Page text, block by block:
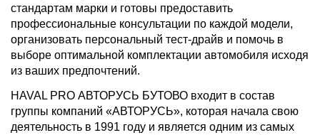
стандартам марки и готовы предоставить
профессиональные консультации по каждой модели,
организовать персональный тест-драйв и помочь в
выборе оптимальной комплектации автомобиля исходя
из ваших предпочтений.
HAVAL PRO АВТОРУСЬ БУТОВО входит в состав
группы компаний «АВТОРУСЬ», которая начала свою
деятельность в 1991 году и является одним из самых